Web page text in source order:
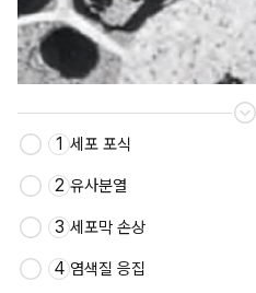
1 세포 포식
2 유사분열
3 세포막 손상
4 염색질 응집